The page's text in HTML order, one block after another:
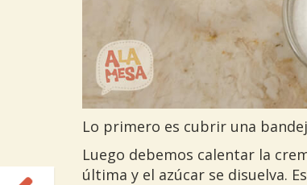
Lo primero es cubrir una
Luego debemos calentar la
última y el azúcar se disuelva.